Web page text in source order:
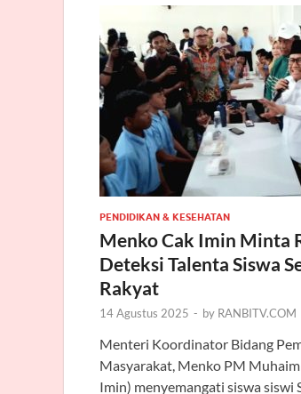
PENDIDIKAN & KESEHATAN
Menko Cak Imin Minta
Deteksi Talenta Siswa
Rakyat
14 Agustus 2025 - by RANBITV.COM
Menteri Koordinator Bidang
Masyarakat, Menko PM
Imin) menyemangati siswa siswi